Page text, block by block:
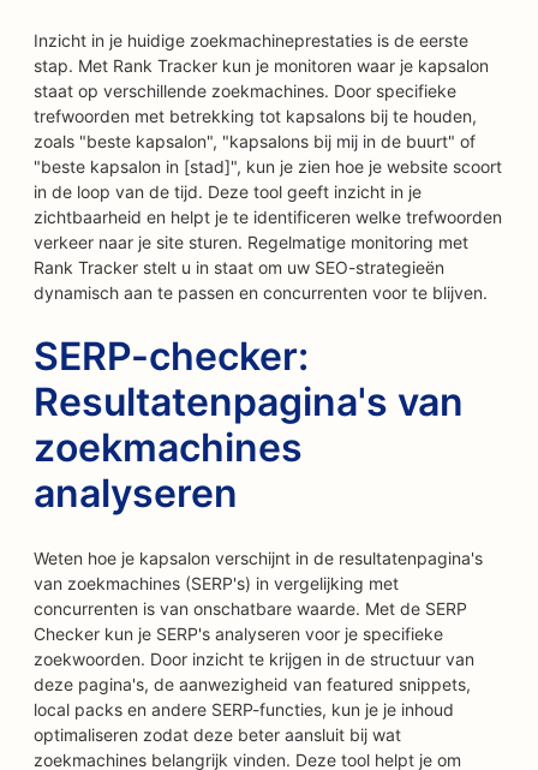
Inzicht in je huidige zoekmachineprestaties is de eerste
stap. Met Rank Tracker kun je monitoren waar je kapsalon
staat op verschillende zoekmachines. Door specifieke
trefwoorden met betrekking tot kapsalons bij te houden,
zoals "beste kapsalon", "kapsalons bij mij in de buurt" of
"beste kapsalon in [stad]", kun je zien hoe je website scoort
in de loop van de tijd. Deze tool geeft inzicht in je
zichtbaarheid en helpt je te identificeren welke trefwoorden
verkeer naar je site sturen. Regelmatige monitoring met
Rank Tracker stelt u in staat om uw SEO-strategieën
dynamisch aan te passen en concurrenten voor te blijven.
SERP-checker:
Resultatenpagina's van
zoekmachines
analyseren
Weten hoe je kapsalon verschijnt in de resultatenpagina's
van zoekmachines (SERP's) in vergelijking met
concurrenten is van onschatbare waarde. Met de SERP
Checker kun je SERP's analyseren voor je specifieke
zoekwoorden. Door inzicht te krijgen in de structuur van
deze pagina's, de aanwezigheid van featured snippets,
local packs en andere SERP-functies, kun je je inhoud
optimaliseren zodat deze beter aansluit bij wat
zoekmachines belangrijk vinden. Deze tool helpt je om